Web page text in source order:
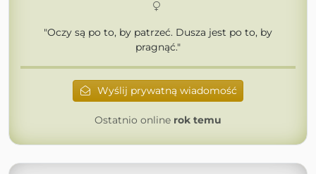
"Oczy są po to, by patrzeć. Dusza jest po to, by
pragnąć."
Wyślij prywatną wiadomość
Ostatnio online rok temu